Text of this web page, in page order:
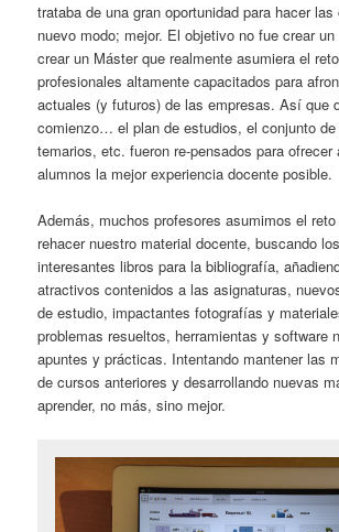
trataba de una gran oportunidad para hacer
nuevo modo; mejor. El objetivo no fue crear
crear un Máster que realmente asumiera el
profesionales altamente capacitados para
actuales (y futuros) de las empresas. Así que
comienzo… el plan de estudios, el conjunto
temarios, etc. fueron re-pensados para ofrecer
alumnos la mejor experiencia docente posible.
Además, muchos profesores asumimos el
rehacer nuestro material docente, buscando
interesantes libros para la bibliografía,
atractivos contenidos a las asignaturas,
de estudio, impactantes fotografías y
problemas resueltos, herramientas y software
apuntes y prácticas. Intentando mantener las
de cursos anteriores y desarrollando nuevas
aprender, no más, sino mejor.